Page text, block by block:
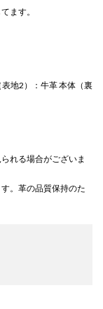
ます。
地2）：牛革 本体（裏
れる場合がございま
。革の品質保持のた